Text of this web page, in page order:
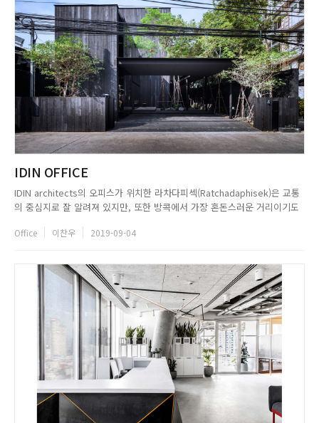
IDIN OFFICE
IDIN architects의 오피스가 위치한 라차다피섹(Ratchadaphisek)은 교통
의 중심지로 잘 알려져 있지만, 또한 방콕에서 가장 혼돈스러운 거리이기도
민할 수 있는 오피스를 만드는 것. 이는 IDIN Architects가 그들 자신에게
Office 이찬우 2019-09-04